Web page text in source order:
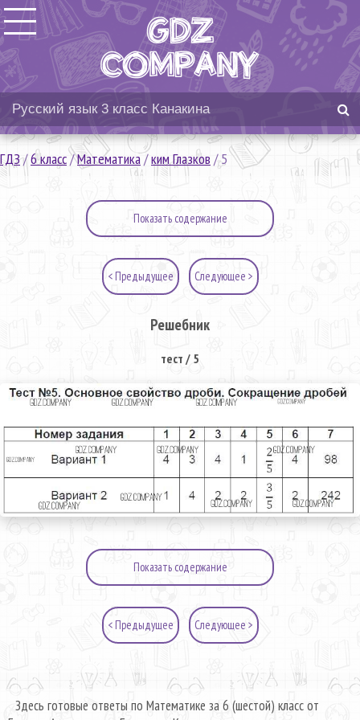
ГДЗ/6 класс/Математика/ким Глазков /5
Показать содержание
< Предыдущее Следующее >
Решебник
тест / 5
Показать содержание
< Предыдущее Следующее >
Здесь готовые ответы по Математике за 6 (шестой) класс от